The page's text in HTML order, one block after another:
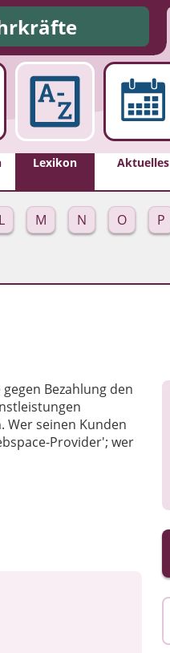
Lexikon Aktuelles
L M N O P
Bezahlung den
Wer seinen Kunden
Provider'; wer